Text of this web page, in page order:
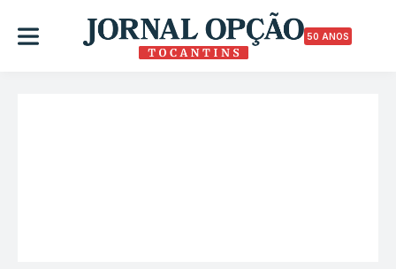
50 ANOS